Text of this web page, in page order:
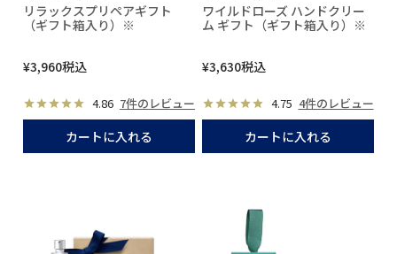
リラックスプリペアギフト
（ギフト箱入り）※
¥3,960税込
4.86 7件のレビュー
カートに入れる
ワイルドローズ ハンドクリー
ム ギフト（ギフト箱入り）※
¥3,630税込
4.75 4件のレビュー
カートに入れる